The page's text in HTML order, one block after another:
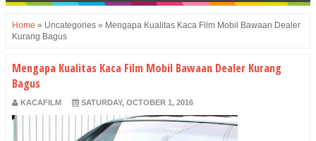
Home » Uncategories » Mengapa Kualitas Kaca Film Mobil Bawaan Dealer
Kurang Bagus
Mengapa Kualitas Kaca Film Mobil Bawaan Dealer Kurang
Bagus
KACAFILM SATURDAY, OCTOBER 1, 2016